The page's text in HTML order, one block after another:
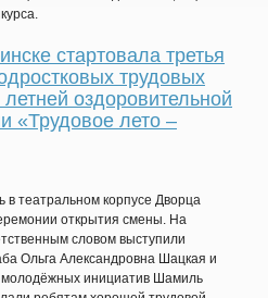
стартовала третья
трудовых
оздоровительной
«Трудовое лето –
в театральном корпусе Дворца
открытия смены. На
словом выступили
Ольга Александровна Шацкая и
инициатив Шамиль